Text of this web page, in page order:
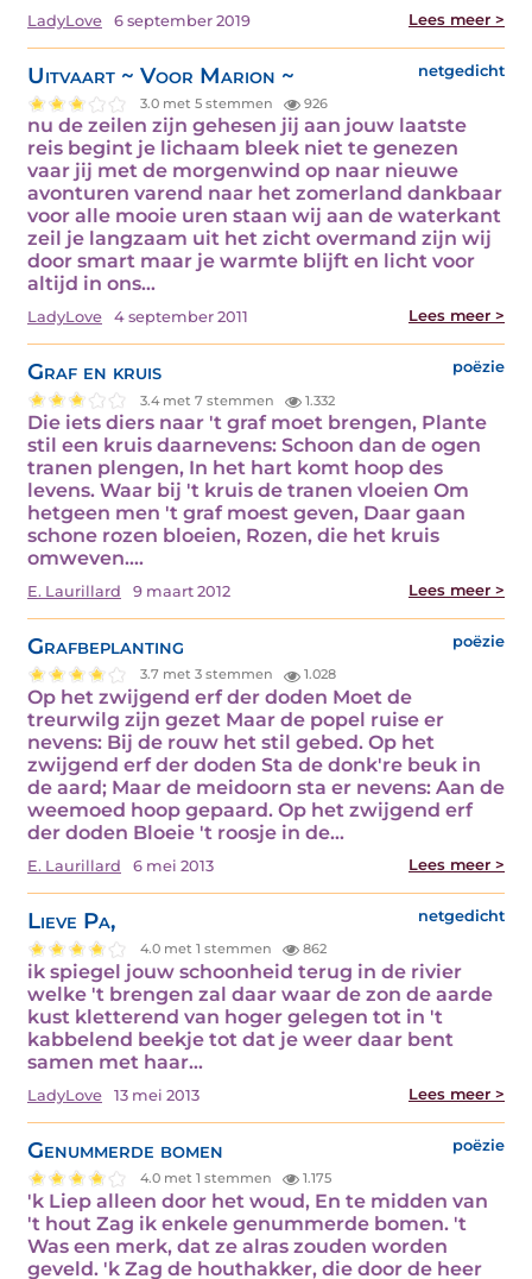
LadyLove 6 september 2019 Lees meer >
Uitvaart ~ Voor Marion ~ netgedicht
3.0 met 5 stemmen 926
nu de zeilen zijn gehesen jij aan jouw laatste
reis begint je lichaam bleek niet te genezen
vaar jij met de morgenwind op naar nieuwe
avonturen varend naar het zomerland dankbaar
voor alle mooie uren staan wij aan de waterkant
zeil je langzaam uit het zicht overmand zijn wij
door smart maar je warmte blijft en licht voor
altijd in ons…
LadyLove 4 september 2011 Lees meer >
Graf en kruis poëzie
3.4 met 7 stemmen 1.332
Die iets diers naar 't graf moet brengen, Plante
stil een kruis daarnevens: Schoon dan de ogen
tranen plengen, In het hart komt hoop des
levens. Waar bij 't kruis de tranen vloeien Om
hetgeen men 't graf moest geven, Daar gaan
schone rozen bloeien, Rozen, die het kruis
omweven.…
E. Laurillard 9 maart 2012 Lees meer >
Grafbeplanting poëzie
3.7 met 3 stemmen 1.028
Op het zwijgend erf der doden Moet de
treurwilg zijn gezet Maar de popel ruise er
nevens: Bij de rouw het stil gebed. Op het
zwijgend erf der doden Sta de donk're beuk in
de aard; Maar de meidoorn sta er nevens: Aan de
weemoed hoop gepaard. Op het zwijgend erf
der doden Bloeie 't roosje in de…
E. Laurillard 6 mei 2013 Lees meer >
Lieve Pa, netgedicht
4.0 met 1 stemmen 862
ik spiegel jouw schoonheid terug in de rivier
welke 't brengen zal daar waar de zon de aarde
kust kletterend van hoger gelegen tot in 't
kabbelend beekje tot dat je weer daar bent
samen met haar…
LadyLove 13 mei 2013 Lees meer >
Genummerde bomen poëzie
4.0 met 1 stemmen 1.175
'k Liep alleen door het woud, En te midden van
't hout Zag ik enkele genummerde bomen. 't
Was een merk, dat ze alras zouden worden
geveld. 'k Zag de houthakker, die door de heer